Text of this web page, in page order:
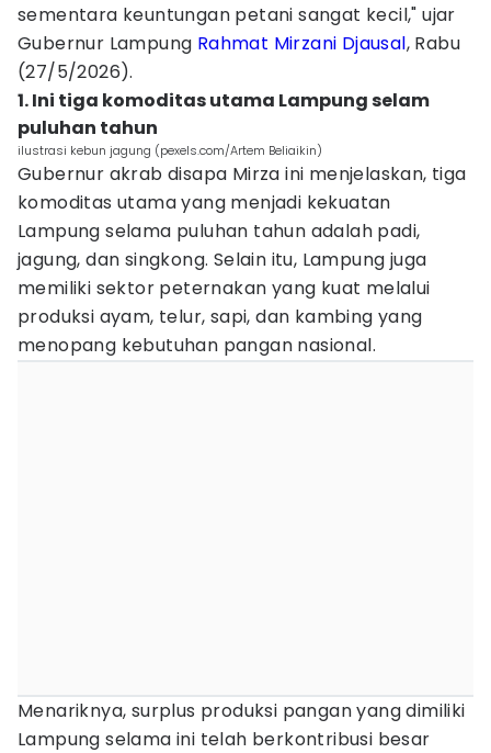
sementara keuntungan petani sangat kecil," ujar
Gubernur Lampung Rahmat Mirzani Djausal, Rabu
(27/5/2026).
1. Ini tiga komoditas utama Lampung selam
puluhan tahun
ilustrasi kebun jagung (pexels.com/Artem Beliaikin)
Gubernur akrab disapa Mirza ini menjelaskan, tiga
komoditas utama yang menjadi kekuatan
Lampung selama puluhan tahun adalah padi,
jagung, dan singkong. Selain itu, Lampung juga
memiliki sektor peternakan yang kuat melalui
produksi ayam, telur, sapi, dan kambing yang
menopang kebutuhan pangan nasional.
Menariknya, surplus produksi pangan yang dimiliki
Lampung selama ini telah berkontribusi besar